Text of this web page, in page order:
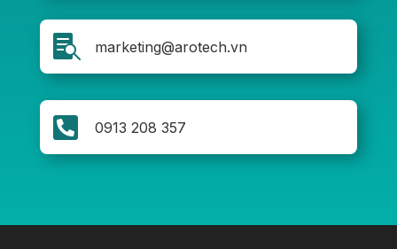
 marketing@arotech.vn
 0913 208 357